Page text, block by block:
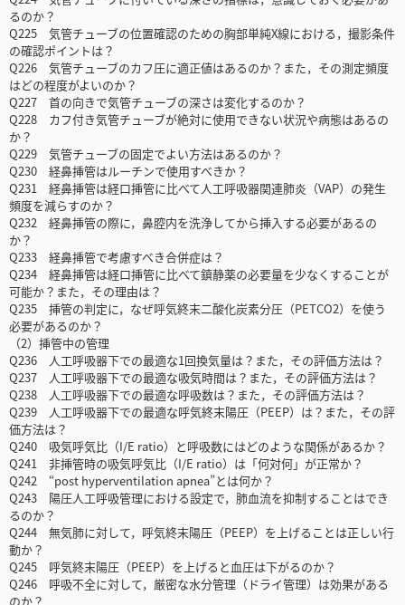
るのか？
Q225 気管チューブの位置確認のための胸部単純X線における，撮影条件
の確認ポイントは？
Q226 気管チューブのカフ圧に適正値はあるのか？また，その測定頻度
はどの程度がよいのか？
Q227 首の向きで気管チューブの深さは変化するのか？
Q228 カフ付き気管チューブが絶対に使用できない状況や病態はあるの
か？
Q229 気管チューブの固定でよい方法はあるのか？
Q230 経鼻挿管はルーチンで使用すべきか？
Q231 経鼻挿管は経口挿管に比べて人工呼吸器関連肺炎（VAP）の発生
頻度を減らすのか？
Q232 経鼻挿管の際に，鼻腔内を洗浄してから挿入する必要があるの
か？
Q233 経鼻挿管で考慮すべき合併症は？
Q234 経鼻挿管は経口挿管に比べて鎮静薬の必要量を少なくすることが
可能か？また，その理由は？
Q235 挿管の判定に，なぜ呼気終末二酸化炭素分圧（PETCO2）を使う
必要があるのか？
（2）挿管中の管理
Q236 人工呼吸器下での最適な1回換気量は？また，その評価方法は？
Q237 人工呼吸器下での最適な吸気時間は？また，その評価方法は？
Q238 人工呼吸器下での最適な呼吸数は？また，その評価方法は？
Q239 人工呼吸器下での最適な呼気終末陽圧（PEEP）は？また，その評
価方法は？
Q240 吸気呼気比（I/E ratio）と呼吸数にはどのような関係があるか？
Q241 非挿管時の吸気呼気比（I/E ratio）は「何対何」が正常か？
Q242 “post hyperventilation apnea”とは何か？
Q243 陽圧人工呼吸管理における設定で，肺血流を抑制することはでき
るのか？
Q244 無気肺に対して，呼気終末陽圧（PEEP）を上げることは正しい行
動か？
Q245 呼気終末陽圧（PEEP）を上げると血圧は下がるのか？
Q246 呼吸不全に対して，厳密な水分管理（ドライ管理）は効果がある
のか？